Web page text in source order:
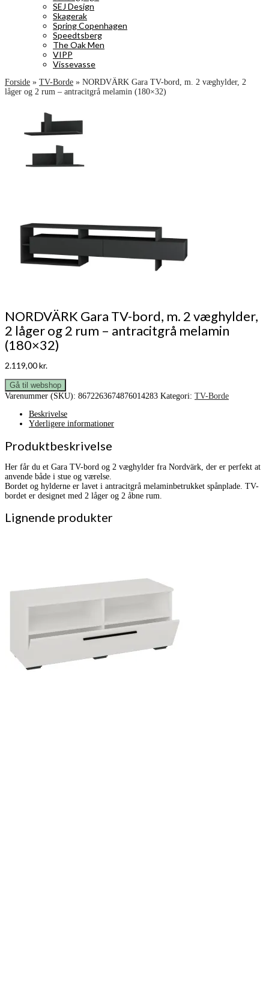
SEJ Design
Skagerak
Spring Copenhagen
Speedtsberg
The Oak Men
VIPP
Vissevasse
Forside » TV-Borde » NORDVÄRK Gara TV-bord, m. 2 væghylder, 2
låger og 2 rum – antracitgrå melamin (180×32)
NORDVÄRK Gara TV-bord, m. 2 væghylder,
2 låger og 2 rum – antracitgrå melamin
(180×32)
2.119,00kr.
Gå til webshop
Varenummer (SKU): 8672263674876014283 Kategori: TV-Borde
Beskrivelse
Yderligere informationer
Produktbeskrivelse
Her får du et Gara TV-bord og 2 væghylder fra Nordvärk, der er perfekt at
anvende både i stue og værelse.
Bordet og hylderne er lavet i antracitgrå melaminbetrukket spånplade. TV-
bordet er designet med 2 låger og 2 åbne rum.
Lignende produkter